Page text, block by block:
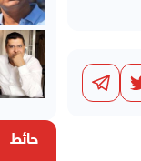
حائط